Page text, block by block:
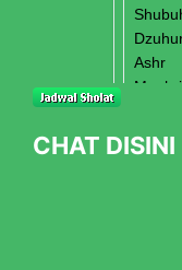
CHAT DISINI